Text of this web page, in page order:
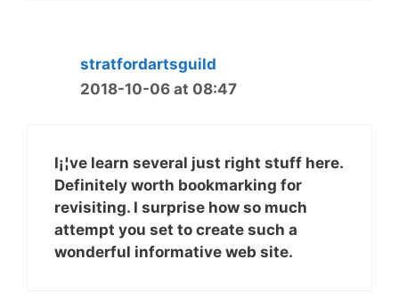
stratfordartsguild
2018-10-06 at 08:47
I¡¦ve learn several just right stuff here.
Definitely worth bookmarking for
revisiting. I surprise how so much
attempt you set to create such a
wonderful informative web site.